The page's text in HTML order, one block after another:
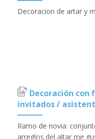
Decoracion de artar y
Decoración con
invitados /
Ramo de novia:
arreglos del altar me